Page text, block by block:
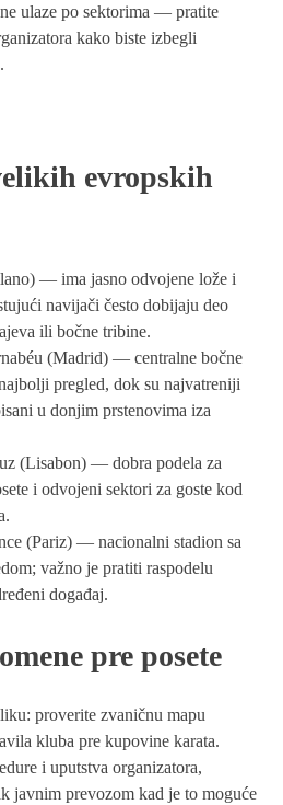
ulaze po sektorima — pratite
kako biste izbegli
evropskih
— ima jasno odvojene lože i
navijači često dobijaju deo
ili bočne tribine.
(Madrid) — centralne bočne
pregled, dok su najvatreniji
u donjim prstenovima iza
(Lisabon) — dobra podela za
i odvojeni sektori za goste kod
(Pariz) — nacionalni stadion sa
važno je pratiti raspodelu
događaj.
pre posete
proverite zvaničnu mapu
kluba pre kupovine karata.
i uputstva organizatora,
javnim prevozom kad je to moguće